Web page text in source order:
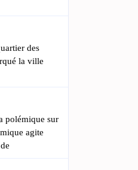
des
la ville
polémique sur
agite